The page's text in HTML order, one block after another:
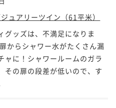
ジュアリーツイン（61平米）
グッズは、不満足になりま
からシャワー水がたくさん漏
ャに！シャワールームのガラ
その扉の段差が低いので、す